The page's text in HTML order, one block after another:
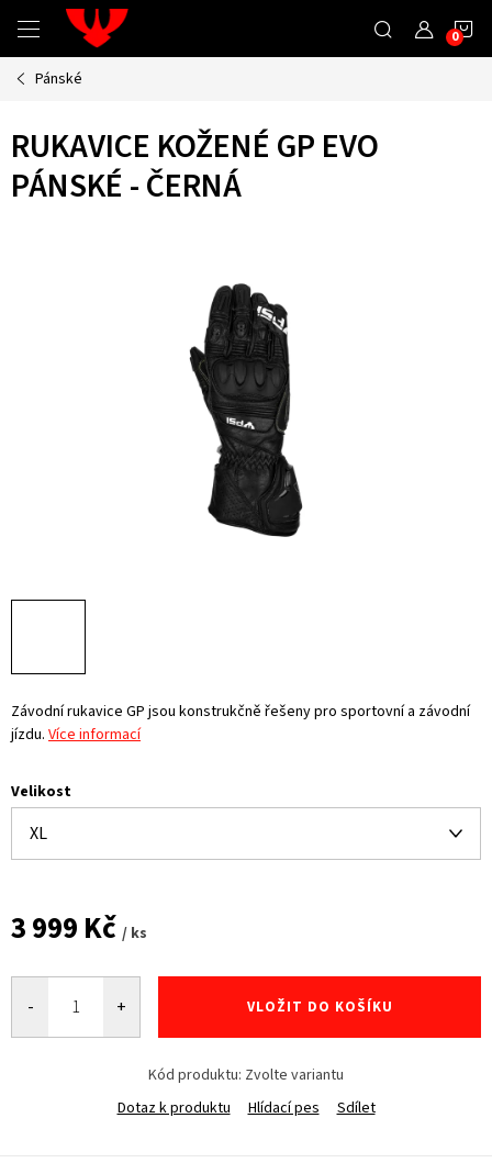
obsah
Pánské
RUKAVICE KOŽENÉ GP EVO
PÁNSKÉ - ČERNÁ
Závodní rukavice GP jsou konstrukčně řešeny pro sportovní a závodní
jízdu. Více informací
Velikost
3 999 Kč / ks
cena:
VLOŽIT DO KOŠÍKU
Kód produktu: Zvolte variantu
Dotaz k produktu
Hlídací pes Sdílet